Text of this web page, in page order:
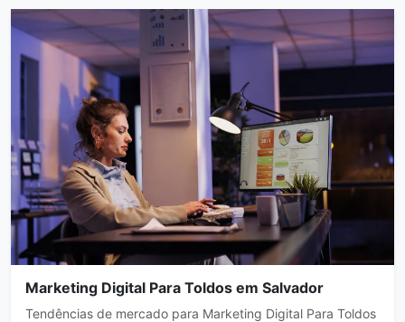
Marketing Digital Para Toldos em Salvador
Tendências de mercado para Marketing Digital Para Toldos